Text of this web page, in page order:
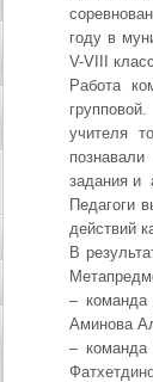
году в
V-VIII
Работа
учителя
задания и
Педагоги
действий
В
–
Аминова
–